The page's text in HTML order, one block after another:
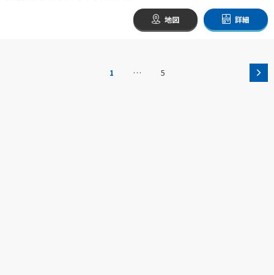
地図 詳細
1 … 5